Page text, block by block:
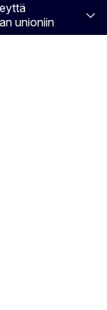
unioniin